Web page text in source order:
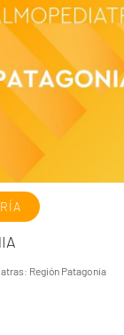
Región Patagonia